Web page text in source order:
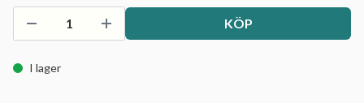
KÖP
I lager